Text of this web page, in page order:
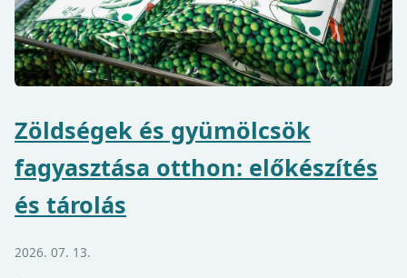
Zöldségek és gyümölcsök
fagyasztása otthon: előkészítés
és tárolás
2026. 07. 13.